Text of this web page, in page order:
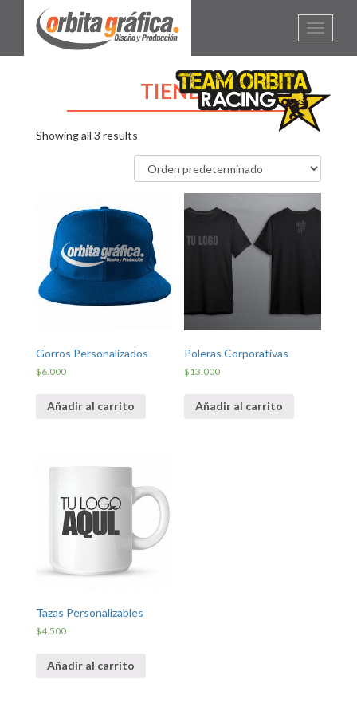
Toggle
TIENDA
Showing all 3 results
Gorros Personalizados
$6.000
Añadir al carrito
Poleras Corporativas
$13.000
Añadir al carrito
Tazas Personalizables
$4.500
Añadir al carrito